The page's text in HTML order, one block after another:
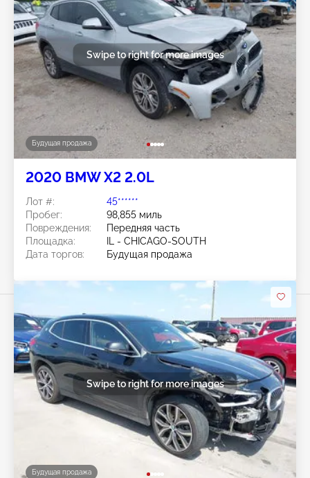
Будущая продажа
Swipe to right for more images
2020 BMW X2 2.0L
Лот #:
45******
Пробег:
98,855 миль
Повреждения:
Передняя часть
Площадка:
IL - CHICAGO-SOUTH
Дата торгов:
Будущая продажа
Будущая продажа
Swipe to right for more images